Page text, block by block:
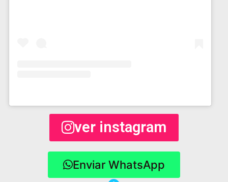
ver instagram
Enviar WhatsApp